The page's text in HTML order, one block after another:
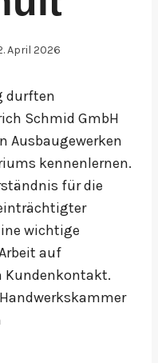
April 2026
durften
Schmid GmbH
Ausbaugewerken
kennenlernen.
für die
wichtige
auf
Kundenkontakt.